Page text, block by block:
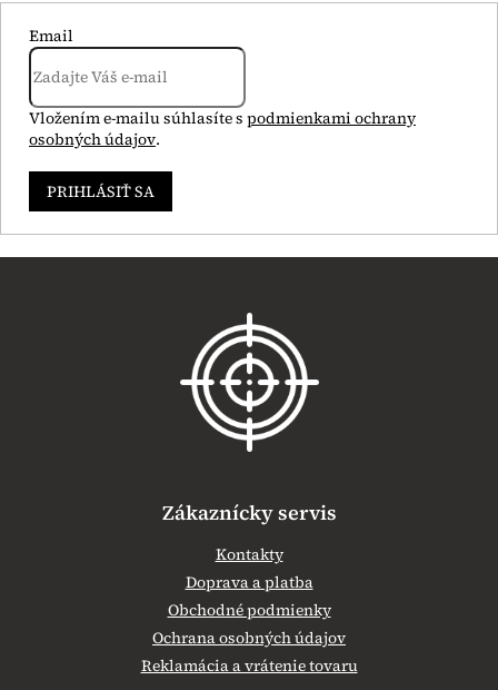
Email
Vložením e-mailu súhlasíte s podmienkami ochrany
osobných údajov.
PRIHLÁSIŤ SA
Z
Zákaznícky servis
Kontakty
Doprava a platba
Obchodné podmienky
Ochrana osobných údajov
Reklamácia a vrátenie tovaru